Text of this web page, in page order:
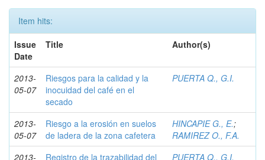
Item hits:
Issue
Date
Title Author(s)
2013-
05-07
Riesgos para la calidad y la
inocuidad del café en el
secado
PUERTA Q., G.I.
2013-
05-07
Riesgo a la erosión en suelos
de ladera de la zona cafetera
HINCAPIE G., E.;
RAMIREZ O., F.A.
2013-
Registro de la trazabilidad del
PUERTA Q., G.I.